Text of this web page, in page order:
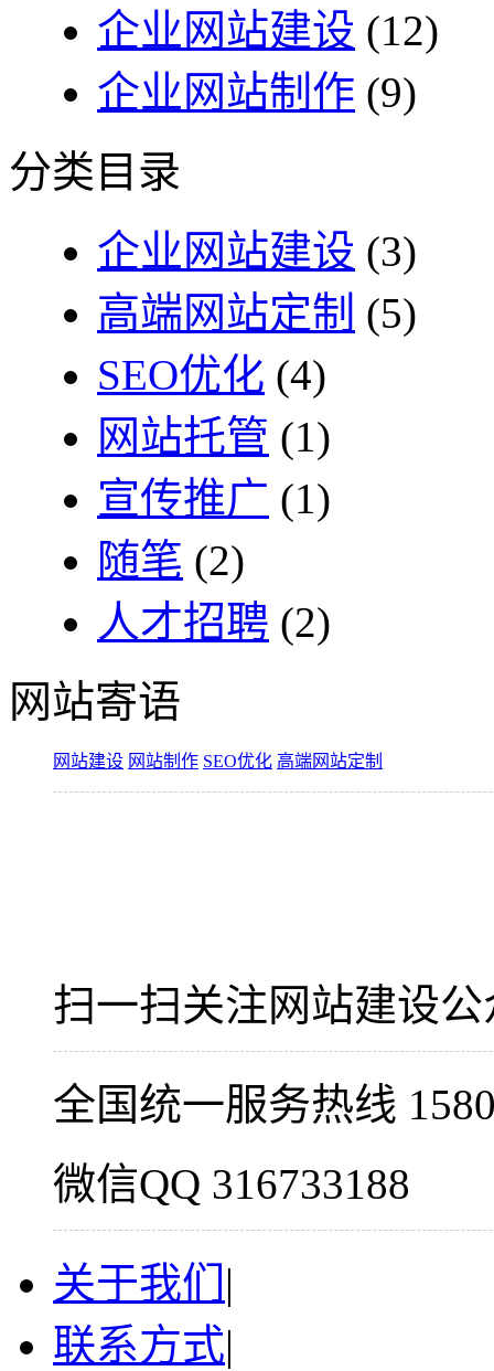
企业网站建设 (12)
企业网站制作 (9)
分类目录
企业网站建设 (3)
高端网站定制 (5)
SEO优化 (4)
网站托管 (1)
宣传推广 (1)
随笔 (2)
人才招聘 (2)
网站寄语
网站建设 网站制作 SEO优化 高端网站定制
扫一扫关注网站建设公
全国统一服务热线
微信QQ 316733188
关于我们 |
联系方式|